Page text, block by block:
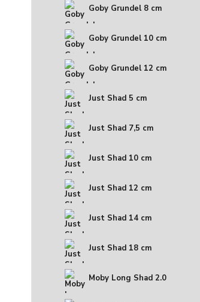
Goby Grundel 8 cm
Goby Grundel 10 cm
Goby Grundel 12 cm
Just Shad 5 cm
Just Shad 7,5 cm
Just Shad 10 cm
Just Shad 12 cm
Just Shad 14 cm
Just Shad 18 cm
Moby Long Shad 2.0